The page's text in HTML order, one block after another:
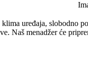
uređaja, slobodno
Naš menadžer će